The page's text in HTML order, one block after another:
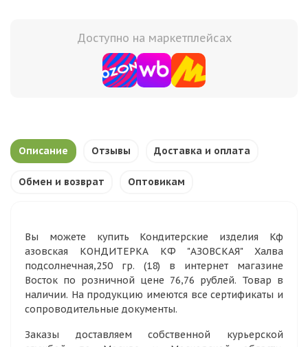
Доступно на маркетплейсах
Описание Отзывы Доставка и оплата
Обмен и возврат Оптовикам
Вы можете купить Кондитерские изделия Кф
азовская КОНДИТЕРКА КФ "АЗОВСКАЯ" Халва
подсолнечная,250 гр. (18) в интернет магазине
Восток по розничной цене 76,76 рублей. Товар в
наличии. На продукцию имеются все сертификаты и
сопроводительные документы.
Заказы доставляем собственной курьерской